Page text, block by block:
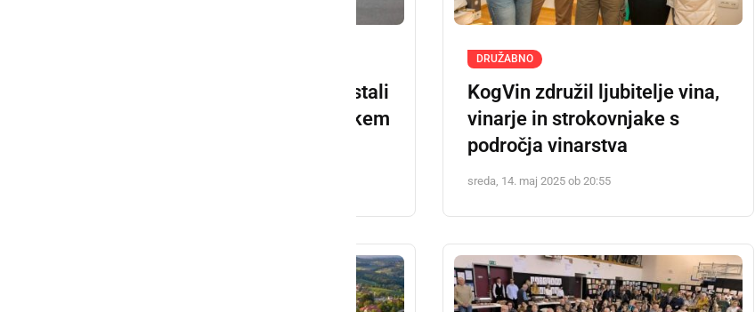
Pionirji PGD Vitan-Kog postali
državni prvaki na mladinskem
DRUŽABNO
KogVin združil ljubitelje vina,
vinarje in strokovnjake s
področja vinarstva
sreda, 14. maj 2025 ob 20:55